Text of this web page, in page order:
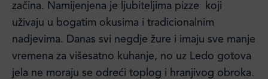
začina. Namijenjena je ljubiteljima pizze koji
uživaju u bogatim okusima i tradicionalnim
nadjevima. Danas svi negdje žure i imaju sve manje
vremena za višesatno kuhanje, no uz Ledo gotova
jela ne moraju se odreći toplog i hranjivog obroka.